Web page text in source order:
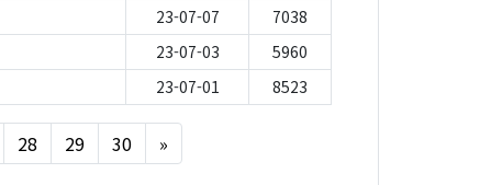
23-07-07
7038
23-07-03
5960
23-07-01 8523
28 29 30 »